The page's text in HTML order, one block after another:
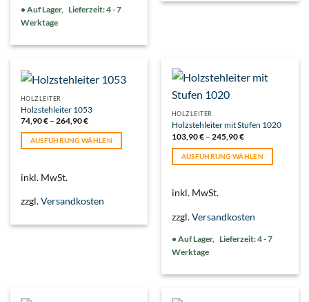
auf.
Die
können
der
Produktseite
gewählt
werden
Lieferzeit:4 - 7
Werktage
können
werden
HOLZLEITER
Holzstehleiter 1053
74,90€– 264,90€
AUSFÜHRUNG WÄHLEN
weist
Varianten
Produktseite
inkl. MwSt.
zzgl.Versandkosten
HOLZLEITER
Holzstehleiter mit Stufen 1020
103,90€– 245,90€
AUSFÜHRUNG WÄHLEN
weist
Varianten
auf.
Die
können
inkl. MwSt.
zzgl.Versandkosten
Lieferzeit:4 - 7
Werktage